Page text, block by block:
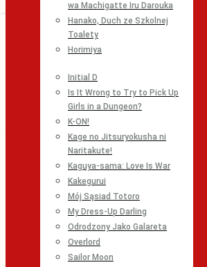
wa Machigatte Iru Darouka
Hanako, Duch ze Szkolnej
Toalety
Horimiya
Initial D
Is It Wrong to Try to Pick Up
Girls in a Dungeon?
K-ON!
Kage no Jitsuryokusha ni
Naritakute!
Kaguya-sama: Love Is War
Kakegurui
Mój Sąsiad Totoro
My Dress-Up Darling
Odrodzony Jako Galareta
Overlord
Sailor Moon